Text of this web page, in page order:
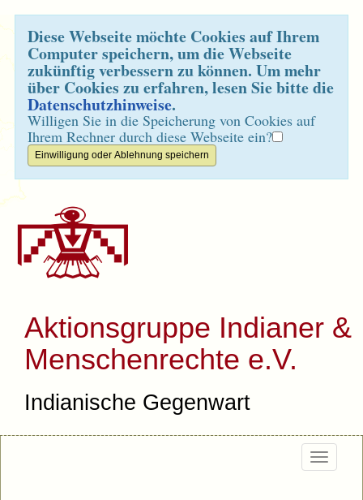
Diese Webseite möchte Cookies auf Ihrem
Computer speichern, um die Webseite
zukünftig verbessern zu können. Um mehr
über Cookies zu erfahren, lesen Sie bitte die
Datenschutzhinweise.
Willigen Sie in die Speicherung von Cookies auf
Ihrem Rechner durch diese Webseite ein?
Aktionsgruppe Indianer &
Menschenrechte e.V.
Indianische Gegenwart